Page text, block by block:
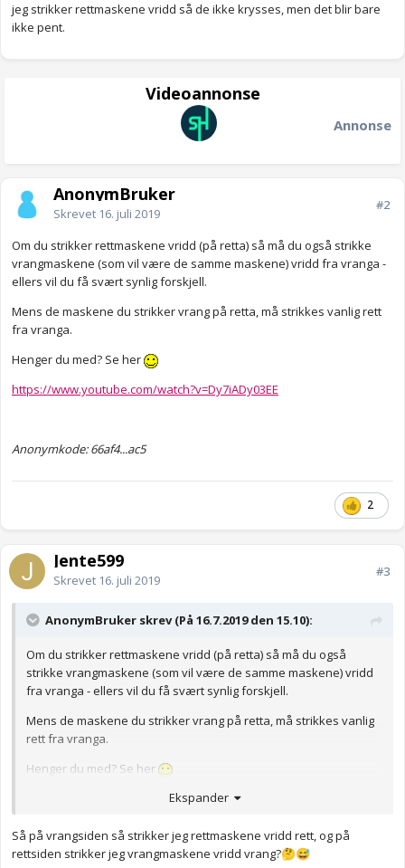
jeg strikker rettmaskene vridd så de ikke krysses, men det blir bare
ikke pent.
Videoannonse
Annonse
AnonymBruker
Skrevet 16. juli 2019
#2
Om du strikker rettmaskene vridd (på retta) så må du også strikke
vrangmaskene (som vil være de samme maskene) vridd fra vranga -
ellers vil du få svært synlig forskjell.
Mens de maskene du strikker vrang på retta, må strikkes vanlig rett
fra vranga.
Henger du med? Se her
https://www.youtube.com/watch?v=Dy7iADy03EE
Anonymkode: 66af4...ac5
2
Jente599
Skrevet 16. juli 2019
#3
AnonymBruker skrev (På 16.7.2019 den 15.10):
Om du strikker rettmaskene vridd (på retta) så må du også
strikke vrangmaskene (som vil være de samme maskene) vridd
fra vranga - ellers vil du få svært synlig forskjell.
Mens de maskene du strikker vrang på retta, må strikkes vanlig
rett fra vranga.
Henger du med? Se her
https://www.youtube.com/watch?v=Dy7iADy03EE
Anonymkode: 66af4...ac5
Ekspander
Så på vrangsiden så strikker jeg rettmaskene vridd rett, og på
rettsiden strikker jeg vrangmaskene vridd vrang?🤔😅